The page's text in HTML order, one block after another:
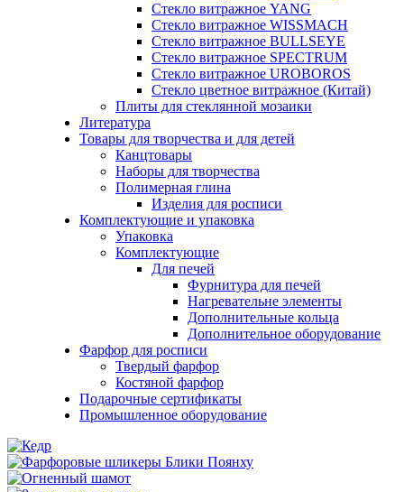
Стекло витражное YANG
Стекло витражное WISSMACH
Стекло витражное BULLSEYE
Стекло витражное SPECTRUM
Стекло витражное UROBOROS
Стекло цветное витражное (Китай)
Плиты для стеклянной мозаики
Литература
Товары для творчества и для детей
Канцтовары
Наборы для творчества
Полимерная глина
Изделия для росписи
Комплектующие и упаковка
Упаковка
Комплектующие
Для печей
Фурнитура для печей
Нагревательне элементы
Дополнительные кольца
Дополнительное оборудование
Фарфор для росписи
Твердый фарфор
Костяной фарфор
Подарочные сертификаты
Промышленное оборудование